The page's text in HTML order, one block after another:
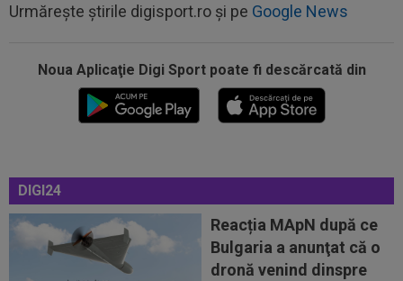
Urmărește știrile digisport.ro și pe Google News
Noua Aplicaţie Digi Sport poate fi descărcată din
DIGI24
Reacția MApN după ce
Bulgaria a anunţat că o
dronă venind dinspre
17:15
Farul - Csikszereda, LIVE VIDEO, 18:30, Digi
Sport 1. ECHIPELE. Ciucanii au...
EXCLUSIV
Gică Craioveanu nu s-a abținut și
17:04
Lovitură de teatru în cazul transferului lui
Rodri! Anunț pe prima pagină
Dan Petrescu a rupt tăcerea despre situația
dezastruoasă de la CFR Cluj: ”Te...